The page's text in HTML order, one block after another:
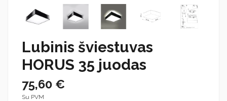
Lubinis šviestuvas
HORUS 35 juodas
75,60 €
Su PVM